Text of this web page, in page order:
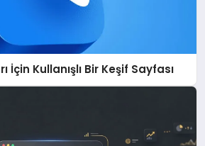
İçin Kullanışlı Bir Keşif Sayfası